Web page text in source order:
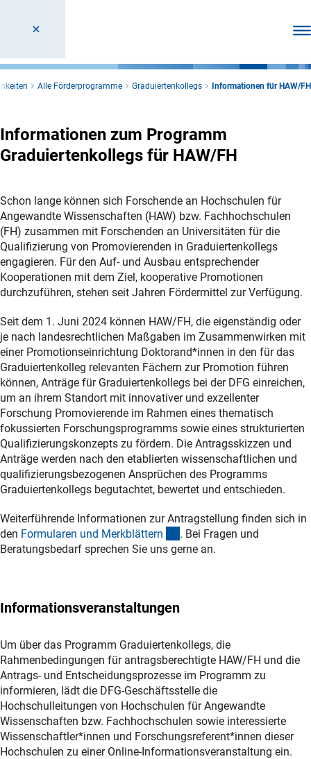
Alle Förderprogramme Graduiertenkollegs Informationen für HAW/FH
Informationen zum Programm
Graduiertenkollegs für HAW/FH
Schon lange können sich Forschende an Hochschulen für
Angewandte Wissenschaften (HAW) bzw. Fachhochschulen
(FH) zusammen mit Forschenden an Universitäten für die
Qualifizierung von Promovierenden in Graduiertenkollegs
engagieren. Für den Auf- und Ausbau entsprechender
Kooperationen mit dem Ziel, kooperative Promotionen
durchzuführen, stehen seit Jahren Fördermittel zur Verfügung.
Seit dem 1. Juni 2024 können HAW/FH, die eigenständig oder
je nach landesrechtlichen Maßgaben im Zusammenwirken mit
einer Promotionseinrichtung Doktorand*innen in den für das
Graduiertenkolleg relevanten Fächern zur Promotion führen
können, Anträge für Graduiertenkollegs bei der DFG einreichen,
um an ihrem Standort mit innovativer und exzellenter
Forschung Promovierende im Rahmen eines thematisch
fokussierten Forschungsprogramms sowie eines strukturierten
Qualifizierungskonzepts zu fördern. Die Antragsskizzen und
Anträge werden nach den etablierten wissenschaftlichen und
qualifizierungsbezogenen Ansprüchen des Programms
Graduiertenkollegs begutachtet, bewertet und entschieden.
Weiterführende Informationen zur Antragstellung finden sich in
den Formularen und Merkblättern (interner Link)
. Bei Fragen und
Beratungsbedarf sprechen Sie uns gerne an.
Informationsveranstaltungen
Um über das Programm Graduiertenkollegs, die
Rahmenbedingungen für antragsberechtigte HAW/FH und die
Antrags- und Entscheidungsprozesse im Programm zu
informieren, lädt die DFG-Geschäftsstelle die
Hochschulleitungen von Hochschulen für Angewandte
Wissenschaften bzw. Fachhochschulen sowie interessierte
Wissenschaftler*innen und Forschungsreferent*innen dieser
Hochschulen zu einer Online-Informationsveranstaltung ein.